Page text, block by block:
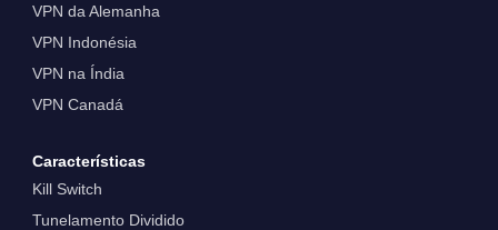
VPN da Alemanha
VPN Indonésia
VPN na Índia
VPN Canadá
Características
Kill Switch
Tunelamento Dividido